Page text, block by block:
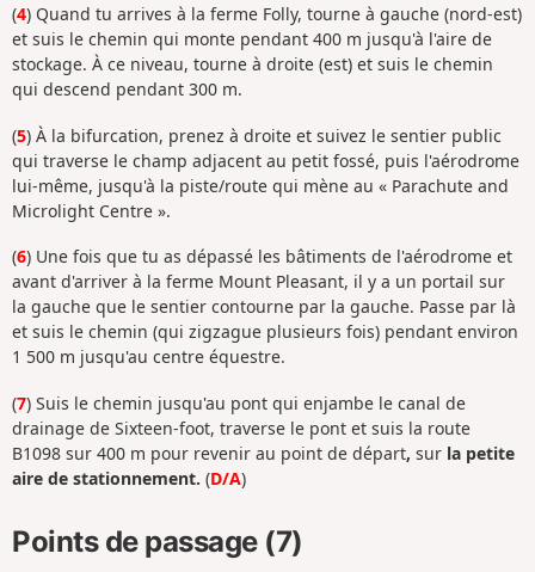
(4) Quand tu arrives à la ferme Folly, tourne à gauche (nord-est)
et suis le chemin qui monte pendant 400 m jusqu'à l'aire de
stockage. À ce niveau, tourne à droite (est) et suis le chemin
qui descend pendant 300 m.
(5) À la bifurcation, prenez à droite et suivez le sentier public
qui traverse le champ adjacent au petit fossé, puis l'aérodrome
lui-même, jusqu'à la piste/route qui mène au « Parachute and
Microlight Centre ».
(6) Une fois que tu as dépassé les bâtiments de l'aérodrome et
avant d'arriver à la ferme Mount Pleasant, il y a un portail sur
la gauche que le sentier contourne par la gauche. Passe par là
et suis le chemin (qui zigzague plusieurs fois) pendant environ
1 500 m jusqu'au centre équestre.
(7) Suis le chemin jusqu'au pont qui enjambe le canal de
drainage de Sixteen-foot, traverse le pont et suis la route
B1098 sur 400 m pour revenir au point de départ, sur la petite
aire de stationnement. (D/A)
Points de passage (7)